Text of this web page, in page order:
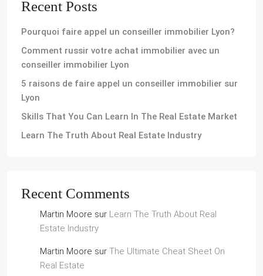
Recent Posts
Pourquoi faire appel un conseiller immobilier Lyon?
Comment russir votre achat immobilier avec un
conseiller immobilier Lyon
5 raisons de faire appel un conseiller immobilier sur
Lyon
Skills That You Can Learn In The Real Estate Market
Learn The Truth About Real Estate Industry
Recent Comments
Martin Moore sur Learn The Truth About Real
Estate Industry
Martin Moore sur The Ultimate Cheat Sheet On
Real Estate